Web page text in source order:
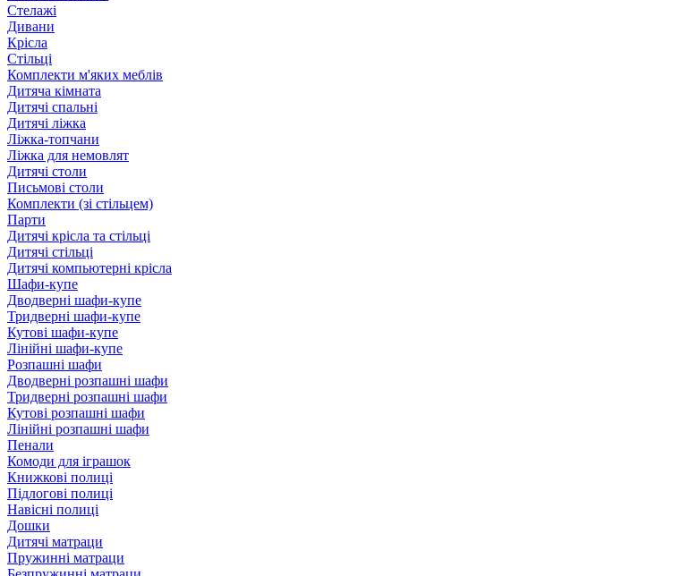
Стелажі
Дивани
Крісла
Стільці
Комплекти м'яких меблів
Дитяча кімната
Дитячі спальні
Дитячі ліжка
Ліжка-топчани
Ліжка для немовлят
Дитячі столи
Письмові столи
Комплекти (зі стільцем)
Парти
Дитячі крісла та стільці
Дитячі стільці
Дитячі компьютерні крісла
Шафи-купе
Дводверні шафи-купе
Тридверні шафи-купе
Кутові шафи-купе
Лінійні шафи-купе
Розпашні шафи
Дводверні розпашні шафи
Тридверні розпашні шафи
Кутові розпашні шафи
Лінійні розпашні шафи
Пенали
Комоди для іграшок
Книжкові полиці
Підлогові полиці
Навісні полиці
Дошки
Дитячі матраци
Пружинні матраци